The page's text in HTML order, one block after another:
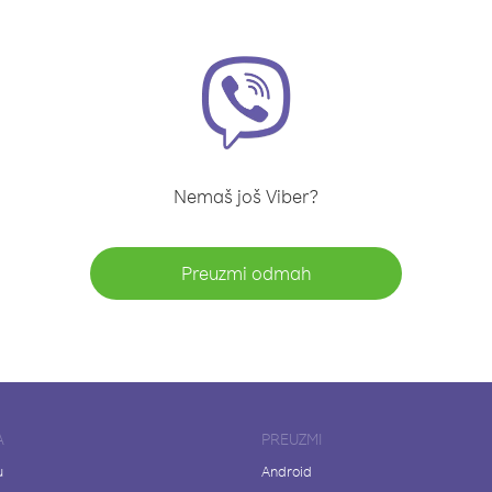
Nemaš još Viber?
Preuzmi odmah
PREUZMI
Android